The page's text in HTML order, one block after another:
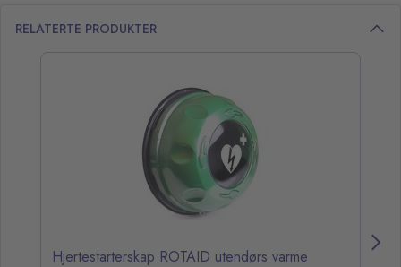
RELATERTE PRODUKTER
Hjertestarterskap ROTAID utendørs varme